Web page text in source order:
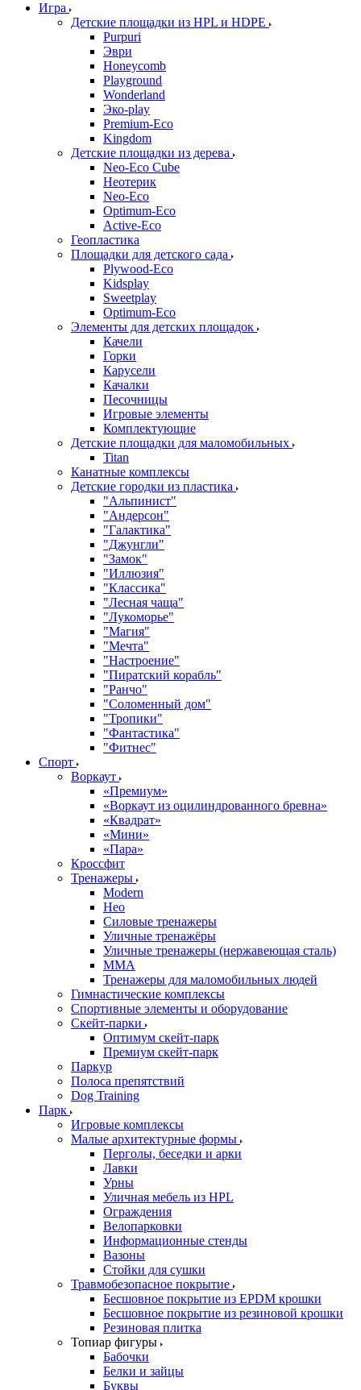
Игра
Детские площадки из HPL и HDPE
Purpuri
Эври
Honeycomb
Playground
Wonderland
Эко-play
Premium-Eco
Kingdom
Детские площадки из дерева
Neo-Eco Cube
Неотерик
Neo-Eco
Оptimum-Еco
Active-Eco
Геопластика
Площадки для детского сада
Plywood-Eco
Kidsplay
Sweetplay
Оptimum-Еco
Элементы для детских площадок
Качели
Горки
Карусели
Качалки
Песочницы
Игровые элементы
Комплектующие
Детские площадки для маломобильных
Titan
Канатные комплексы
Детские городки из пластика
"Альпинист"
"Андерсон"
"Галактика"
"Джунгли"
"Замок"
"Иллюзия"
"Классика"
"Лесная чаща"
"Лукоморье"
"Магия"
"Мечта"
"Настроение"
"Пиратский корабль"
"Ранчо"
"Соломенный дом"
"Тропики"
"Фантастика"
"Фитнес"
Спорт
Воркаут
«Премиум»
«Воркаут из оцилиндрованного бревна»
«Квадрат»
«Мини»
«Пара»
Кроссфит
Тренажеры
Modern
Нео
Силовые тренажеры
Уличные тренажёры
Уличные тренажеры (нержавеющая сталь)
ММА
Тренажеры для маломобильных людей
Гимнастические комплексы
Спортивные элементы и оборудование
Скейт-парки
Оптимум скейт-парк
Премиум скейт-парк
Паркур
Полоса препятствий
Dog Training
Парк
Игровые комплексы
Малые архитектурные формы
Перголы, беседки и арки
Лавки
Урны
Уличная мебель из HPL
Ограждения
Велопарковки
Информационные стенды
Вазоны
Стойки для сушки
Травмобезопасное покрытие
Бесшовное покрытие из EPDM крошки
Бесшовное покрытие из резиновой крошки
Резиновая плитка
Топиар фигуры
Бабочки
Белки и зайцы
Буквы